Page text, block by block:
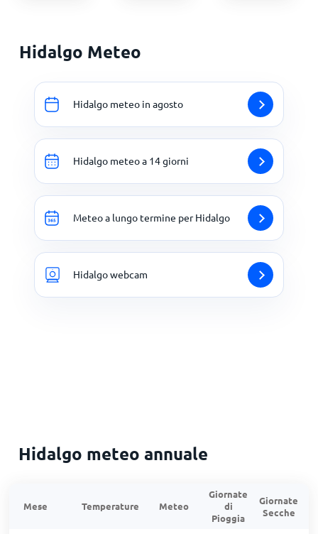
Hidalgo Meteo
Hidalgo meteo in agosto
Hidalgo meteo a 14 giorni
Meteo a lungo termine per Hidalgo
Hidalgo webcam
Hidalgo meteo annuale
Mese Temperature Meteo
Giornate
di
Pioggia
Giornate
Secche